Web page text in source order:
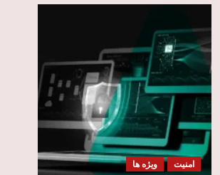
امنیت ویژه ها